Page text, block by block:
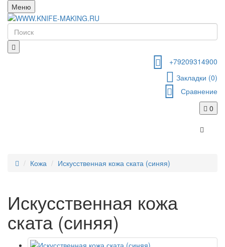
Меню
+79209314900
Закладки (0)
Сравнение
0
Кожа Искусственная кожа ската (синяя)
Искусственная кожа
ската (синяя)